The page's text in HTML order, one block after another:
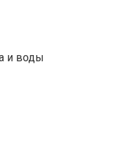
и воды